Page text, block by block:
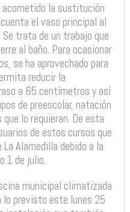
acometido la sustitución
el vaso principal al
trata de un trabajo que
al baño. Para ocasionar
se ha aprovechado para
reducir la
a 65 centímetros y así
de preescolar, natación
lo requieran. De esta
de estos cursos que
Alamedilla debido a la
1 de julio.
municipal climatizada
lo previsto este lunes 25